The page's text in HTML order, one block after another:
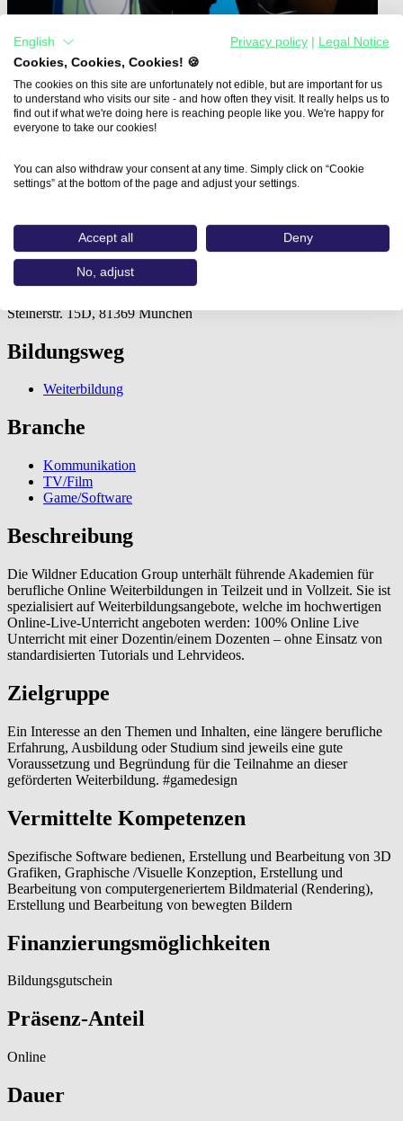
Home
3D-Grafik & Animation (Wildner…
Wildner Akademie für Digitale Wirtschaft &
Management
Steinerstr. 15D, 81369 München
Bildungsweg
Weiterbildung
Branche
Kommunikation
TV/Film
Game/Software
Beschreibung
Die Wildner Education Group unterhält führende Akademien für
berufliche Online Weiterbildungen in Teilzeit und in Vollzeit. Sie ist
spezialisiert auf Weiterbildungsangebote, welche im hochwertigen
Online-Live-Unterricht angeboten werden: 100% Online Live
Unterricht mit einer Dozentin/einem Dozenten – ohne Einsatz von
standardisierten Tutorials und Lehrvideos.
Zielgruppe
Ein Interesse an den Themen und Inhalten, eine längere berufliche
Erfahrung, Ausbildung oder Studium sind jeweils eine gute
Voraussetzung und Begründung für die Teilnahme an dieser
geförderten Weiterbildung. #gamedesign
Vermittelte Kompetenzen
Spezifische Software bedienen, Erstellung und Bearbeitung von 3D
Grafiken, Graphische /Visuelle Konzeption, Erstellung und
Bearbeitung von computergeneriertem Bildmaterial (Rendering),
Erstellung und Bearbeitung von bewegten Bildern
Finanzierungsmöglichkeiten
Bildungsgutschein
Präsenz-Anteil
Online
Dauer
English Privacy policy
Legal Notice
Cookies, Cookies, Cookies! 🍪
The cookies on this site are unfortunately not edible, but are important for us
to understand who visits our site - and how often they visit. It really helps us to
find out if what we're doing here is reaching people like you. We're happy for
everyone to take our cookies!
You can also withdraw your consent at any time. Simply click on “Cookie
settings” at the bottom of the page and adjust your settings.
Accept all Deny
No, adjust